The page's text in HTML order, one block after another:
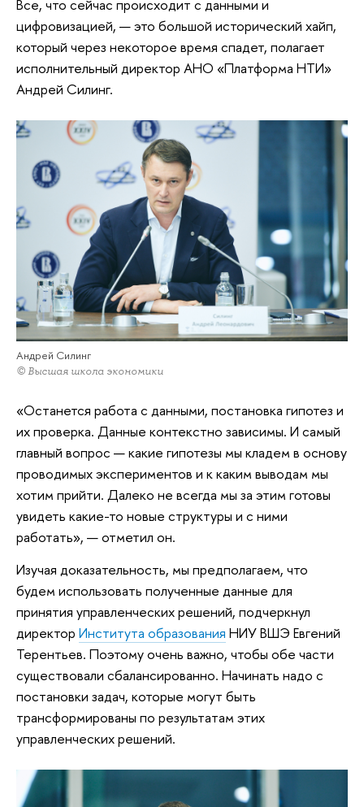
Все, что сейчас происходит с данными и
цифровизацией, — это большой исторический хайп,
который через некоторое время спадет, полагает
исполнительный директор АНО «Платформа НТИ»
Андрей Силинг.
Андрей Силинг
© Высшая школа экономики
«Останется работа с данными, постановка гипотез и
их проверка. Данные контекстно зависимы. И самый
главный вопрос — какие гипотезы мы кладем в основу
проводимых экспериментов и к каким выводам мы
хотим прийти. Далеко не всегда мы за этим готовы
увидеть какие-то новые структуры и с ними
работать», — отметил он.
Изучая доказательность, мы предполагаем, что
будем использовать полученные данные для
принятия управленческих решений, подчеркнул
директор Института образования НИУ ВШЭ Евгений
Терентьев. Поэтому очень важно, чтобы обе части
существовали сбалансированно. Начинать надо с
постановки задач, которые могут быть
трансформированы по результатам этих
управленческих решений.